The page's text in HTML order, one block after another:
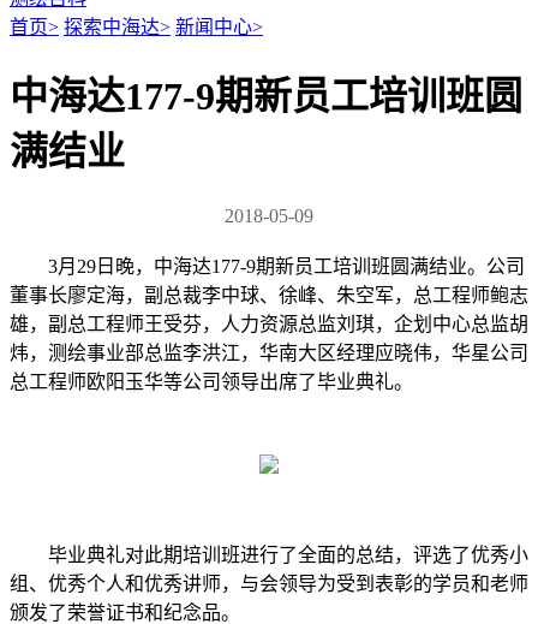
首页> 探索中海达> 新闻中心>
中海达177-9期新员工培训班圆
满结业
2018-05-09
3月29日晚，中海达177-9期新员工培训班圆满结业。公司
董事长廖定海，副总裁李中球、徐峰、朱空军，总工程师鲍志
雄，副总工程师王受芬，人力资源总监刘琪，企划中心总监胡
炜，测绘事业部总监李洪江，华南大区经理应晓伟，华星公司
总工程师欧阳玉华等公司领导出席了毕业典礼。
毕业典礼对此期培训班进行了全面的总结，评选了优秀小
组、优秀个人和优秀讲师，与会领导为受到表彰的学员和老师
颁发了荣誉证书和纪念品。